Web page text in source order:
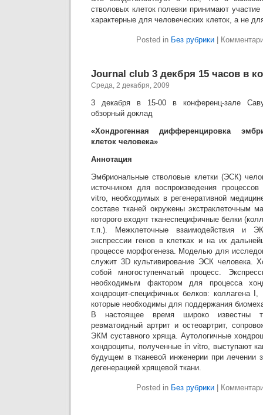
стволовых клеток полевки принимают
характерные для человеческих клеток, а не
Posted in Без рубрики
Journal club 3 декбря 15 часов в
Среда, 2 декабря, 2009
3 декабря в 15-00 в конференц-зале
обзорный доклад
«Хондрогенная дифференцировка
клеток человека»
Аннотация
Эмбриональные стволовые клетки (ЭСК)
источником для воспроизведения
vitro, необходимых в регенеративной
составе тканей окружены экстраклеточным
которого входят тканеспецифичные белки
т.п.). Межклеточные взаимодействия и
экспрессии генов в клетках и на их
процессе морфогенеза. Моделью для
служит 3D культивирование ЭСК человека.
собой многоступенчатый процесс.
необходимым фактором для процесса
хондроцит-специфичных белков: коллагена
которые необходимы для поддержания
В настоящее время широко известны
ревматоидный артрит и остеоартрит,
ЭКМ суставного хряща. Аутологичные
хондроциты, полученные in vitro, выступают
будущем в тканевой инженерии при лечении
дегенерацией хрящевой ткани.
Posted in Без рубрики